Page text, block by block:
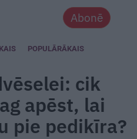
Abonē
POPULĀRĀKAIS
cik
apēst, lai
pie pedikīra?